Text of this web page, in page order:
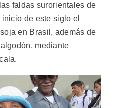
faldas surorientales de
de este siglo el
en Brasil, además de
mediante